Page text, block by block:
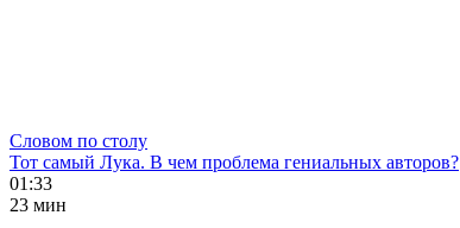
Словом по столу
Тот самый Лука. В чем проблема гениальных авторов?
01:33
23 мин